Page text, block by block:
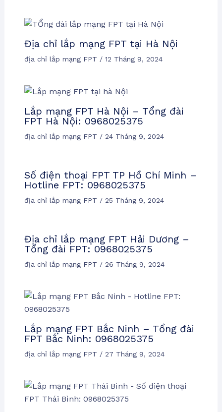
Địa chỉ lắp mạng FPT tại Hà Nội
địa chỉ lắp mạng FPT / 12 Tháng 9, 2024
Lắp mạng FPT Hà Nội – Tổng đài
FPT Hà Nội: 0968025375
địa chỉ lắp mạng FPT / 24 Tháng 9, 2024
Số điện thoại FPT TP Hồ Chí Minh –
Hotline FPT: 0968025375
địa chỉ lắp mạng FPT / 25 Tháng 9, 2024
Địa chỉ lắp mạng FPT Hải Dương –
Tổng đài FPT: 0968025375
địa chỉ lắp mạng FPT / 26 Tháng 9, 2024
Lắp mạng FPT Bắc Ninh – Tổng đài
FPT Bắc Ninh: 0968025375
địa chỉ lắp mạng FPT / 27 Tháng 9, 2024